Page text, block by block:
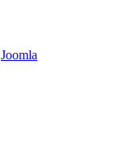
Joomla